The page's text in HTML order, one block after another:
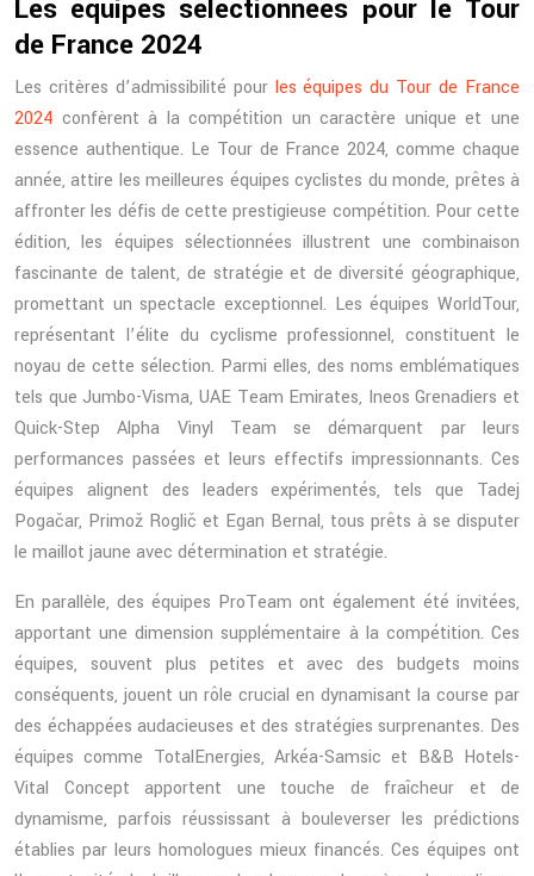
Les équipes sélectionnées pour le Tour
de France 2024
Les critères d’admissibilité pour les équipes du Tour de France
2024 confèrent à la compétition un caractère unique et une
essence authentique. Le Tour de France 2024, comme chaque
année, attire les meilleures équipes cyclistes du monde, prêtes à
affronter les défis de cette prestigieuse compétition. Pour cette
édition, les équipes sélectionnées illustrent une combinaison
fascinante de talent, de stratégie et de diversité géographique,
promettant un spectacle exceptionnel. Les équipes WorldTour,
représentant l’élite du cyclisme professionnel, constituent le
noyau de cette sélection. Parmi elles, des noms emblématiques
tels que Jumbo-Visma, UAE Team Emirates, Ineos Grenadiers et
Quick-Step Alpha Vinyl Team se démarquent par leurs
performances passées et leurs effectifs impressionnants. Ces
équipes alignent des leaders expérimentés, tels que Tadej
Pogačar, Primož Roglič et Egan Bernal, tous prêts à se disputer
le maillot jaune avec détermination et stratégie.
En parallèle, des équipes ProTeam ont également été invitées,
apportant une dimension supplémentaire à la compétition. Ces
équipes, souvent plus petites et avec des budgets moins
conséquents, jouent un rôle crucial en dynamisant la course par
des échappées audacieuses et des stratégies surprenantes. Des
équipes comme TotalEnergies, Arkéa-Samsic et B&B Hotels-
Vital Concept apportent une touche de fraîcheur et de
dynamisme, parfois réussissant à bouleverser les prédictions
établies par leurs homologues mieux financés. Ces équipes ont